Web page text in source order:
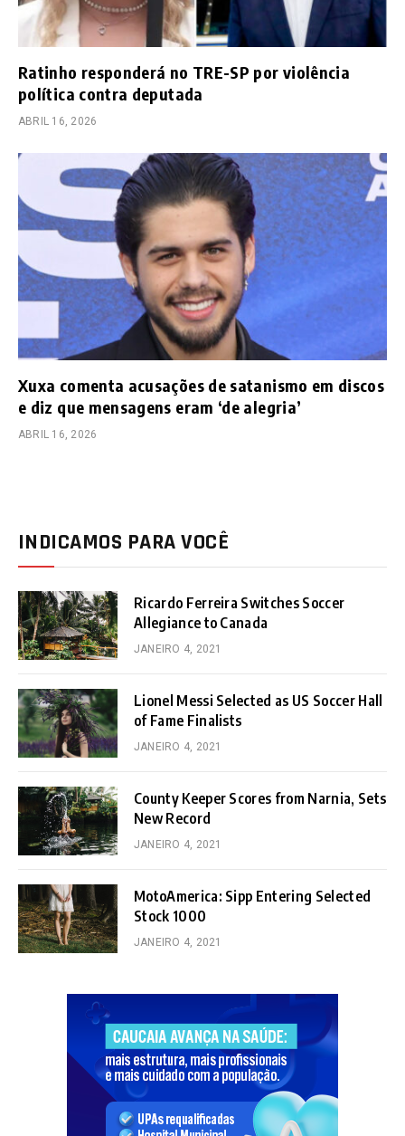
Ratinho responderá no TRE-SP por violência
política contra deputada
ABRIL 16, 2026
Xuxa comenta acusações de satanismo em discos
e diz que mensagens eram ‘de alegria’
ABRIL 16, 2026
INDICAMOS PARA VOCÊ
Ricardo Ferreira Switches Soccer
Allegiance to Canada
JANEIRO 4, 2021
Lionel Messi Selected as US Soccer Hall
of Fame Finalists
JANEIRO 4, 2021
County Keeper Scores from Narnia, Sets
New Record
JANEIRO 4, 2021
MotoAmerica: Sipp Entering Selected
Stock 1000
JANEIRO 4, 2021